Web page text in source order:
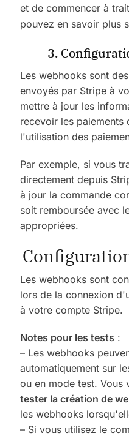
et de commencer à
pouvez en savoir plus
3.
Les webhooks sont
envoyés par Stripe à
mettre à jour les
recevoir les paiements
l'utilisation des
Par exemple, si vous
directement depuis
à jour la commande
soit remboursée avec
appropriées.
Les webhooks sont
lors de la connexion
à votre compte Stripe.
Notes pour les tests :
– Les webhooks
automatiquement sur
ou en mode test. Vous
tester la création de
les webhooks
– Si vous utilisez le